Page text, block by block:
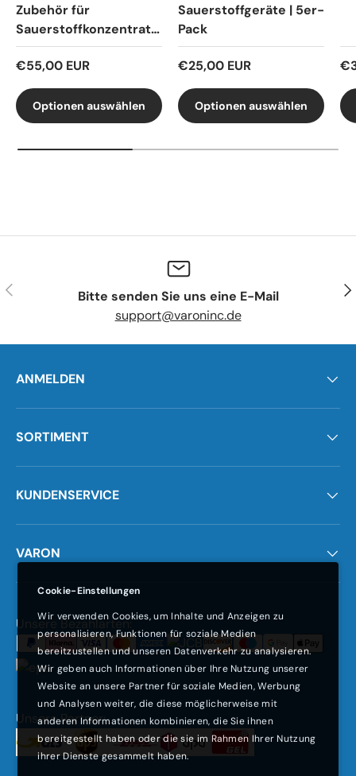
Zubehör für
Sauerstoffkonzentrato
ren VL-1 / VL-2
€55,00 EUR
Optionen auswählen
Sauerstoffgeräte | 5er-
Pack
€25,00 EUR
Optionen auswählen
Vorherige
Bitte senden Sie uns eine E-Mail
support@varoninc.de
ANMELDEN
SORTIMENT
KUNDENSERVICE
VARON
Zahlungsmethoden
Unsere Bezahlarten:
Unsere Partner:
Cookie-Einstellungen
Wir verwenden Cookies, um Inhalte und Anzeigen zu
personalisieren, Funktionen für soziale Medien
bereitzustellen und unseren Datenverkehr zu analysieren.
Wir geben auch Informationen über Ihre Nutzung unserer
Website an unsere Partner für soziale Medien, Werbung
und Analysen weiter, die diese möglicherweise mit
anderen Informationen kombinieren, die Sie ihnen
bereitgestellt haben oder die sie im Rahmen Ihrer Nutzung
ihrer Dienste gesammelt haben.